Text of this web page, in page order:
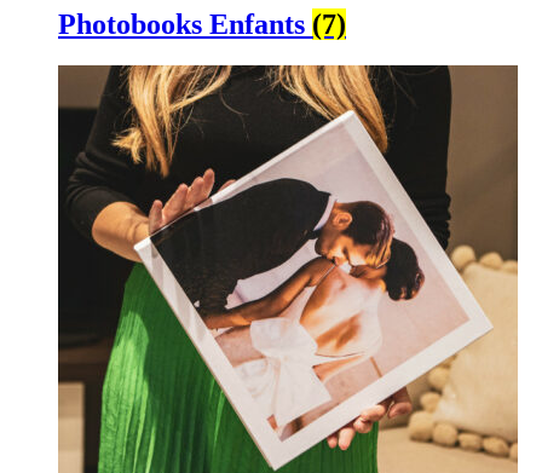
Photobooks Enfants (7)